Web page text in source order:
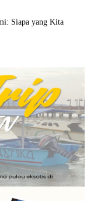
Siapa yang Kita